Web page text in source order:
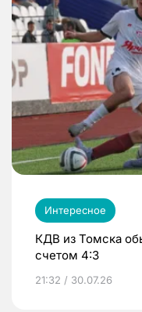
Интересное
КДВ из Томска
счетом 4:3
21:32 / 30.07.26